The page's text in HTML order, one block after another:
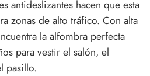
antideslizantes hacen que esta
zonas de alto tráfico. Con alta
la alfombra perfecta
para vestir el salón, el
pasillo.